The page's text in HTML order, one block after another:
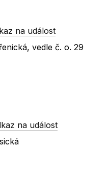
na událost
vedle č. o. 29
na událost